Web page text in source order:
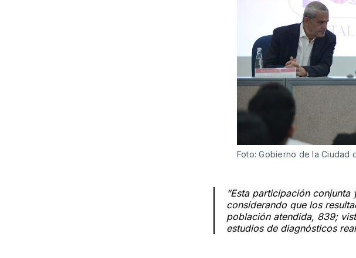
Foto: Gobierno de la Ciudad
“Esta participación
considerando que los
población atendida, 839;
estudios de diagnósticos